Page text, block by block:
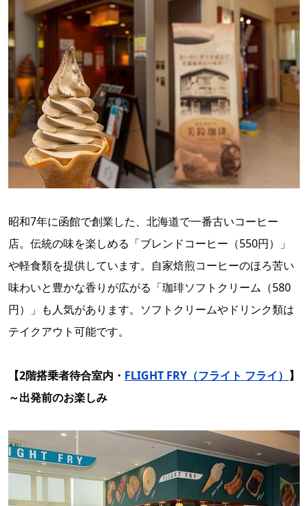
昭和7年に函館で創業した、北海道で一番古いコーヒー
店。伝統の味を楽しめる「ブレンドコーヒー（550円）」
や軽食類を提供しています。自家焙煎コーヒーのほろ苦い
味わいと豊かな香りが広がる「珈琲ソフトクリーム（580
円）」も人気があります。ソフトクリームやドリンク類は
テイクアウト可能です。
【2階搭乗者待合室内・ FLIGHT FRY（フライト フライ） 】
～出発前のお楽しみ